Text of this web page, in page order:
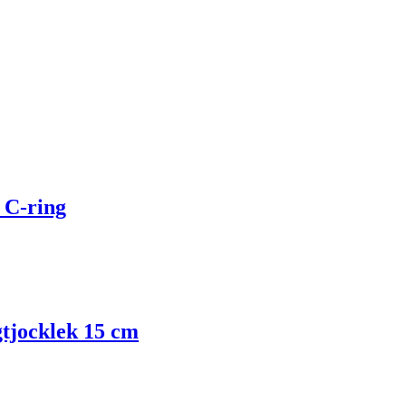
C-ring
15 cm